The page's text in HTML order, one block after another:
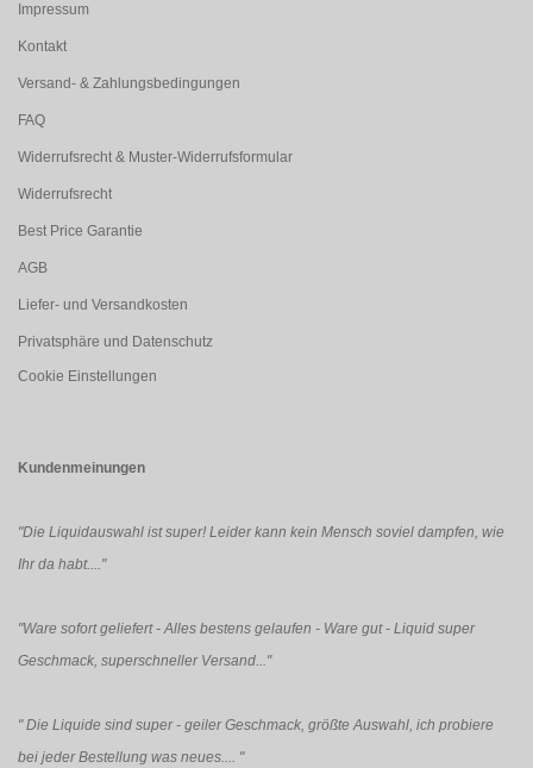
Impressum
Kontakt
Versand- & Zahlungsbedingungen
FAQ
Widerrufsrecht & Muster-Widerrufsformular
Widerrufsrecht
Best Price Garantie
AGB
Liefer- und Versandkosten
Privatsphäre und Datenschutz
Cookie Einstellungen
Kundenmeinungen
"Die Liquidauswahl ist super! Leider kann kein Mensch soviel dampfen, wie
Ihr da habt...."
"Ware sofort geliefert - Alles bestens gelaufen - Ware gut - Liquid super
Geschmack, superschneller Versand..."
"Die Liquide sind super - geiler Geschmack, größte Auswahl, ich probiere
bei jeder Bestellung was neues.... "